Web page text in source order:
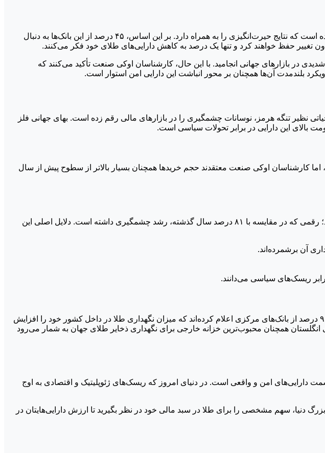
بر پایه گزارش‌های تخصصی تحلیل‌گران اوکی صنعت، نظرسنجی گسترده‌ای از ۷۴ بانک مرکزی جهان انجام شده است که نتایج حیرت‌انگیزی را به همراه دارد. بر این اساس، ۴۵ درصد از این بانک‌ها به دنبال
در بازارهای جهانی انجامید. با این حال، کارشناسان اوکی صنعت تأکید می‌کنند که
بلندمدت آن‌ها همچنان بر محور انباشت این دارایی امن استوار است.
نظیر تنگه هرمز، نوسانات چشمگیری را در بازارهای مالی رقم زده است. بهای جهانی فلز
کاهش نسبت به اوج خود مواجه شود، اما کارشناسان اوکی صنعت معتقدند حجم خریدها همچنان بسیار بالاتر از سطوح پیش از سال
بررسی‌های آماری نشان می‌دهد که اکنون ۹۳ درصد از بانک‌های مرکزی جهان هم‌اکنون دارای ذخایر طلا هستند؛ رقمی که در مقایسه با ۸۱ درصد سال گذشته، رشد چشمگیری داشته است. دلایل اصلی این
یکی دیگر از روندهای جذاب فاش‌شده در این گزارش، رشد تمایل به نگهداری طلا در داخل مرزهای ملی است. ۹ درصد از بانک‌های مرکزی اعلام کرده‌اند که میزان نگهداری طلا در داخل کشور خود را افزایش
که بانک مرکزی انگلستان همچنان محبوب‌ترین خزانه خارجی برای نگهداری ذخایر طلای جهان به شمار می‌رود
دارایی‌های امن و واقعی است. در دنیای امروز که ریسک‌های ژئوپلیتیک و اقتصادی به اوج
دنیا، سهم مشخصی را برای طلا در سبد مالی خود در نظر بگیرید تا ارزش دارایی‌هایتان در